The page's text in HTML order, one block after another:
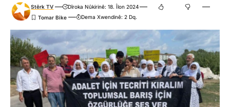
Stêrk TV
Dîroka Nûkirinê: 18. Îlon 2024
Dema Xwendinê: 2 Dq.